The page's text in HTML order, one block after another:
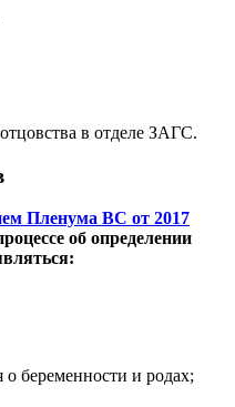
в отделе ЗАГС.
Пленума ВС от 2017
об определении
беременности и родах;